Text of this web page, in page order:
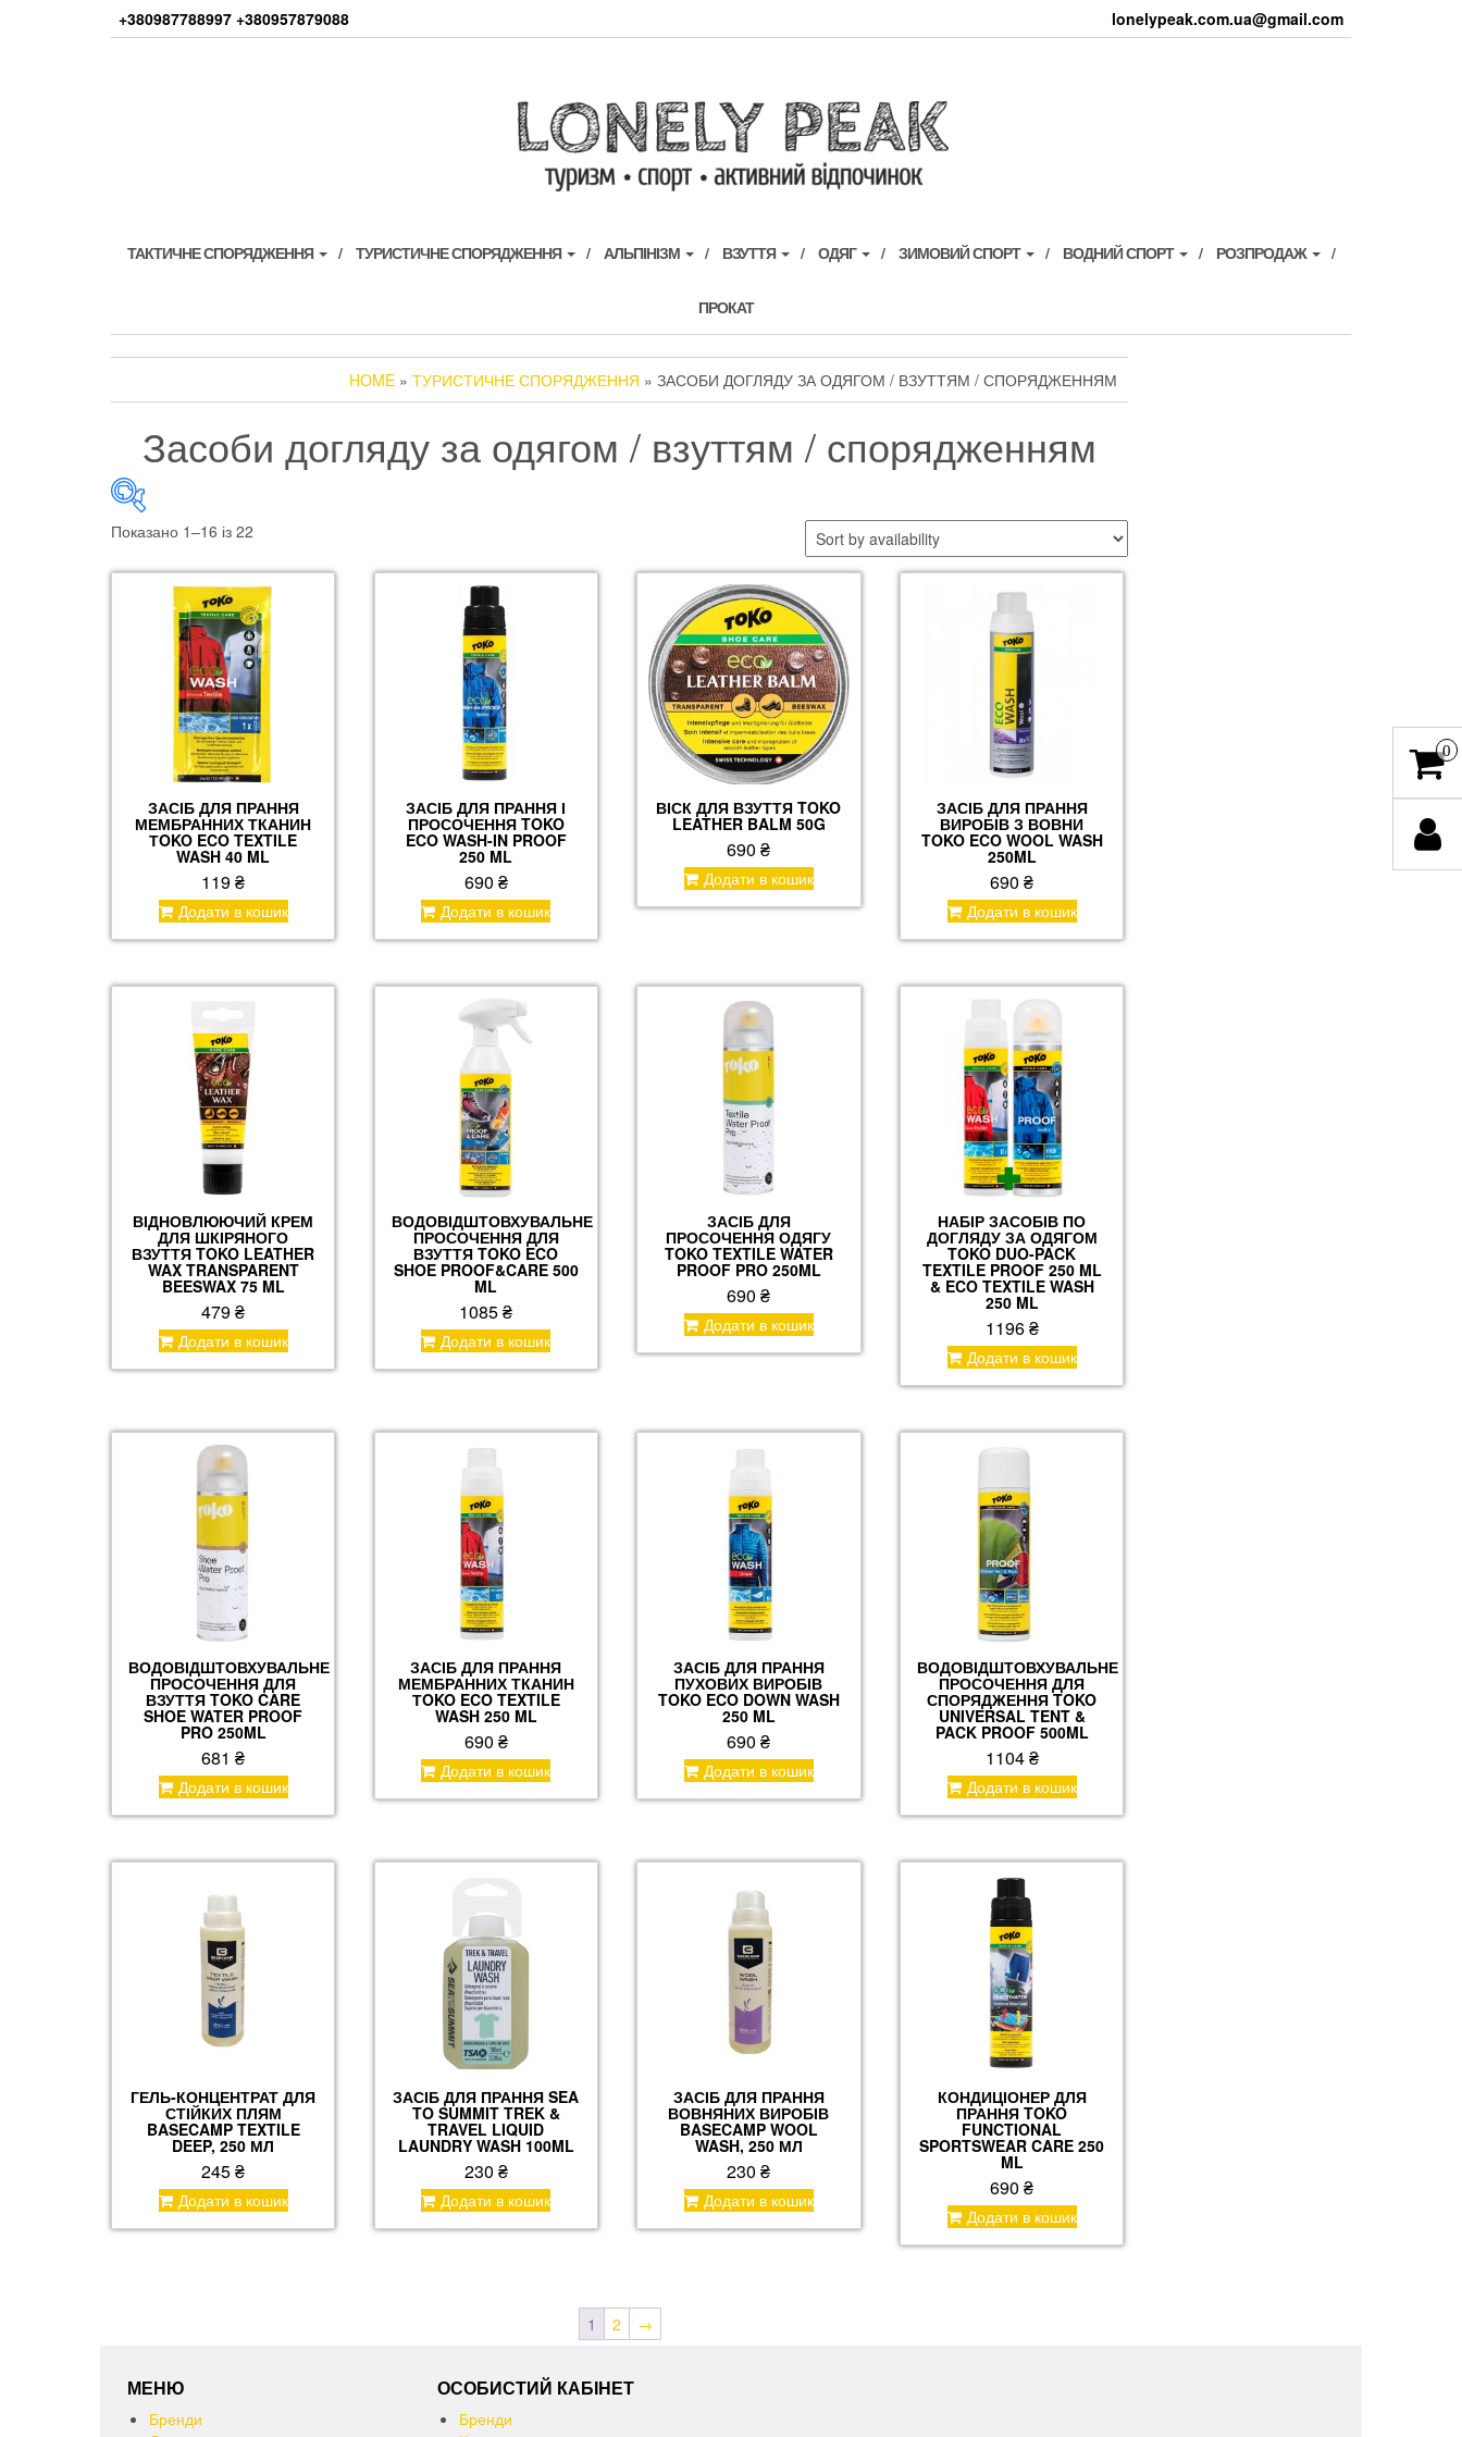
+380987788997 +380957879088 lonelypeak.com.ua@gmail.com
ТАКТИЧНЕ СПОРЯДЖЕННЯ ТУРИСТИЧНЕ СПОРЯДЖЕННЯ АЛЬПІНІЗМ ВЗУТТЯ ОДЯГ ЗИМОВИЙ СПОРТ ВОДНИЙ СПОРТ РОЗПРОДАЖ
ПРОКАТ
HOME » ТУРИСТИЧНЕ СПОРЯДЖЕННЯ » ЗАСОБИ ДОГЛЯДУ ЗА ОДЯГОМ / ВЗУТТЯМ / СПОРЯДЖЕННЯМ
Засоби догляду за одягом / взуттям / спорядженням
119 ₴—1196 ₴
Показано 1–16 із 22
ЗАСІБ ДЛЯ ПРАННЯ
МЕМБРАННИХ ТКАНИН
ТOKO ECO TEXTILE
WASH 40 ML
119₴
Додати в кошик
ЗАСІБ ДЛЯ ПРАННЯ І
ПРОСОЧЕННЯ TOKO
ECO WASH-IN PROOF
250 ML
690 ₴
Додати в кошик
ВІСК ДЛЯ ВЗУТТЯ TOKO
LEATHER BALM 50G
690₴
Додати в кошик
ЗАСІБ ДЛЯ ПРАННЯ
ВИРОБІВ З ВОВНИ
TOKO ECO WOOL WASH
250ML
690₴
Додати в кошик
ВІДНОВЛЮЮЧИЙ КРЕМ
ДЛЯ ШКІРЯНОГО
ВЗУТТЯ TOKO LEATHER
WAX TRANSPARENT
BEESWAX 75 ML
479₴
Додати в кошик
ВОДОВІДШТОВХУВАЛЬНЕ
ПРОСОЧЕННЯ ДЛЯ
ВЗУТТЯ TOKO ECO
SHOE PROOF&CARE 500
ML
1085₴
Додати в кошик
ЗАСІБ ДЛЯ
ПРОСОЧЕННЯ ОДЯГУ
TOKO TEXTILE WATER
PROOF PRO 250ML
690₴
Додати в кошик
НАБІР ЗАСОБІВ ПО
ДОГЛЯДУ ЗА ОДЯГОМ
TOKO DUO-PACK
TEXTILE PROOF 250 ML
& ECO TEXTILE WASH
250 ML
1196₴
Додати в кошик
ВОДОВІДШТОВХУВАЛЬНЕ
ПРОСОЧЕННЯ ДЛЯ
ВЗУТТЯ TOKO CARE
SHOE WATER PROOF
PRO 250ML
681₴
Додати в кошик
ЗАСІБ ДЛЯ ПРАННЯ
МЕМБРАННИХ ТКАНИН
ТOKO ECO TEXTILE
WASH 250 ML
690 ₴
Додати в кошик
ЗАСІБ ДЛЯ ПРАННЯ
ПУХОВИХ ВИРОБІВ
TOKO ECO DOWN WASH
250 ML
690₴
Додати в кошик
ВОДОВІДШТОВХУВАЛЬНЕ
ПРОСОЧЕННЯ ДЛЯ
СПОРЯДЖЕННЯ TOKO
UNIVERSAL TENT &
PACK PROOF 500ML
1104₴
Додати в кошик
ГЕЛЬ-КОНЦЕНТРАТ ДЛЯ
СТІЙКИХ ПЛЯМ
BASECAMP TEXTILE
DEEP, 250 МЛ
245₴
Додати в кошик
ЗАСІБ ДЛЯ ПРАННЯ SEA
TO SUMMIT TREK &
TRAVEL LIQUID
LAUNDRY WASH 100ML
230 ₴
Додати в кошик
ЗАСІБ ДЛЯ ПРАННЯ
ВОВНЯНИХ ВИРОБІВ
BASECAMP WOOL
WASH, 250 МЛ
230₴
Додати в кошик
КОНДИЦІОНЕР ДЛЯ
ПРАННЯ TOKO
FUNCTIONAL
SPORTSWEAR CARE 250
ML
690₴
Додати в кошик
1 2 →
МЕНЮ
Бренди
ОСОБИСТИЙ КАБІНЕТ
Бренди
0